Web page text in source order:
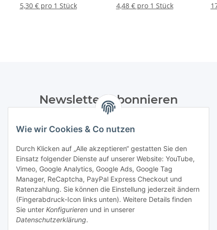
Wie wir Cookies & Co nutzen
Durch Klicken auf „Alle akzeptieren“ gestatten Sie den
Einsatz folgender Dienste auf unserer Website: YouTube,
Vimeo, Google Analytics, Google Ads, Google Tag
Manager, ReCaptcha, PayPal Express Checkout und
Ratenzahlung. Sie können die Einstellung jederzeit ändern
(Fingerabdruck-Icon links unten). Weitere Details finden
Sie unter Konfigurieren und in unserer
Datenschutzerklärung.
5,30 € pro 1 Stück
4,48 € pro 1 Stück
Newsletter Abonnieren
Datenschutzerklärungregelmäßig und jederzeit widerruflich
Abonnieren
Informationen
Gesetzliche Informationen